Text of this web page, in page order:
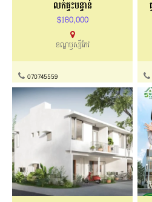
លក់ផ្ទះបន្ទាន់
$180,000
ខណ្ឌឫស្សីកែវ
070745559